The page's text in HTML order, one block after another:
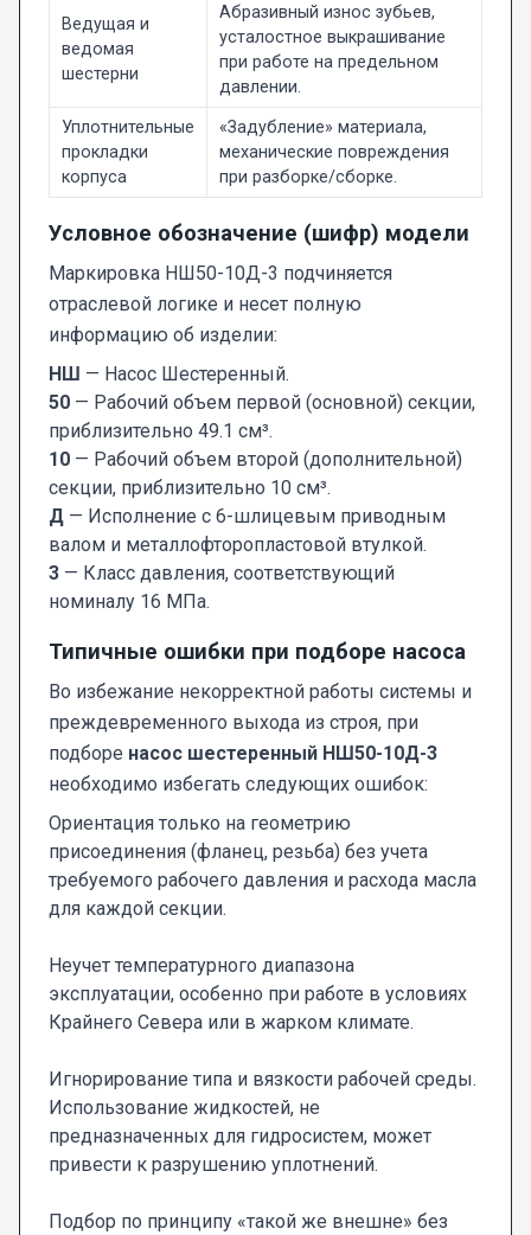
Ведущая и
ведомая
шестерни
Абразивный износ зубьев,
усталостное выкрашивание
при работе на предельном
давлении.
Уплотнительные
прокладки
корпуса
«Задубление» материала,
механические повреждения
при разборке/сборке.
Условное обозначение (шифр) модели
Маркировка НШ50-10Д-3 подчиняется
отраслевой логике и несет полную
информацию об изделии:
НШ — Насос Шестеренный.
50 — Рабочий объем первой (основной) секции,
приблизительно 49.1 см³.
10 — Рабочий объем второй (дополнительной)
секции, приблизительно 10 см³.
Д — Исполнение с 6-шлицевым приводным
валом и металлофторопластовой втулкой.
3 — Класс давления, соответствующий
номиналу 16 МПа.
Типичные ошибки при подборе насоса
Во избежание некорректной работы системы и
преждевременного выхода из строя, при
подборе насос шестеренный НШ50-10Д-3
необходимо избегать следующих ошибок:
Ориентация только на геометрию
присоединения (фланец, резьба) без учета
требуемого рабочего давления и расхода масла
для каждой секции.
Неучет температурного диапазона
эксплуатации, особенно при работе в условиях
Крайнего Севера или в жарком климате.
Игнорирование типа и вязкости рабочей среды.
Использование жидкостей, не
предназначенных для гидросистем, может
привести к разрушению уплотнений.
Подбор по принципу «такой же внешне» без